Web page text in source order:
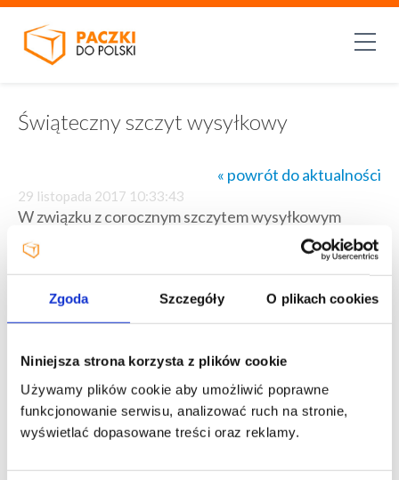
Zgoda Szczegóły O plikach cookies
Niniejsza strona korzysta z plików cookie
Używamy plików cookie aby umożliwić poprawne
funkcjonowanie serwisu, analizować ruch na stronie,
wyświetlać dopasowane treści oraz reklamy.
Świąteczny szczyt wysyłkowy
« powrót do aktualności
29 listopada 2017 10:33:43
W związku z corocznym szczytem wysyłkowym
(zamówienia świąteczne, "black friday" oraz "cyber
monday") realizacje zleceń dostawy i odbiorów mogą
mieć opóźnienia.
Przewoźnicy dokładają wszelkich starań aby paczki
były terminowo odbierane oraz doręczone
cierpliwość. Przypominamy, że w serwisach
ekonomicznych odbiór w wybranym dniu nie jest
gwarantowany a czas transportu może się wydłużyć.
Przepraszamy za wszelkie niedogodności, prosimy o
śledzenie trakingów oraz o zgłaszanie braku